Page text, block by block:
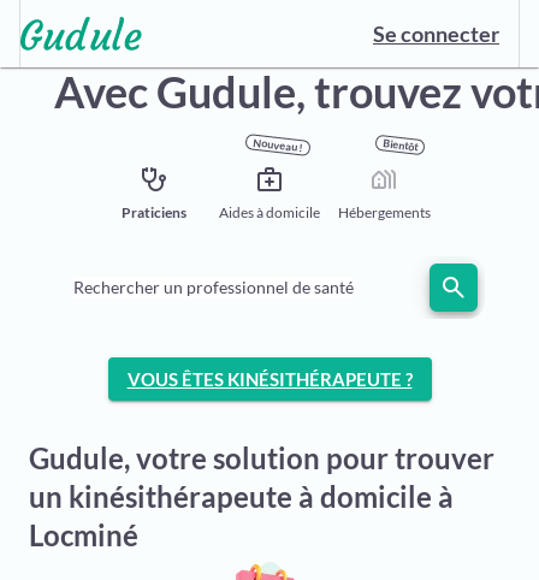
Se connecter
Avec Gudule,trouvez
stethoscope
Praticiens
Nouveau !
medical_services
Aides à domicile
Bientôt
holiday_village
Hébergements
Rechercher un professionnel de santé search
VOUS ÊTES KINÉSITHÉRAPEUTE ?
Gudule, votre solution pour trouver
un kinésithérapeute à domicile à
Locminé